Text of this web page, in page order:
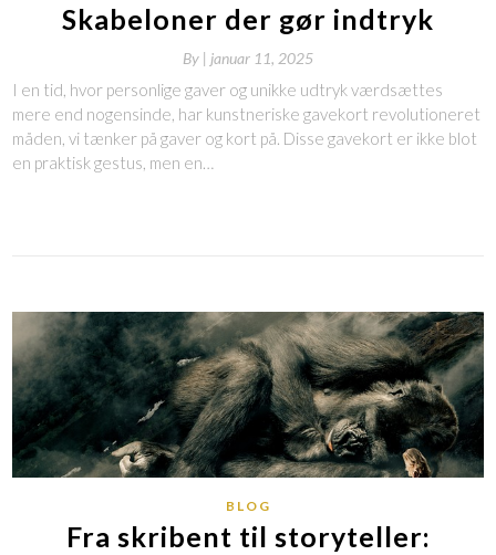
Skabeloner der gør indtryk
By | januar 11, 2025
I en tid, hvor personlige gaver og unikke udtryk værdsættes
mere end nogensinde, har kunstneriske gavekort revolutioneret
måden, vi tænker på gaver og kort på. Disse gavekort er ikke blot
en praktisk gestus, men en…
BLOG
Fra skribent til storyteller: